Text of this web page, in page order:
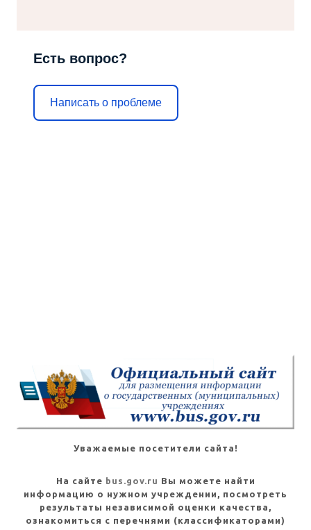
Есть вопрос?
Написать о проблеме
Уважаемые посетители сайта!
На сайте bus.gov.ru Вы можете найти
информацию о нужном учреждении, посмотреть
результаты независимой оценки качества,
ознакомиться с перечнями (классификаторами)